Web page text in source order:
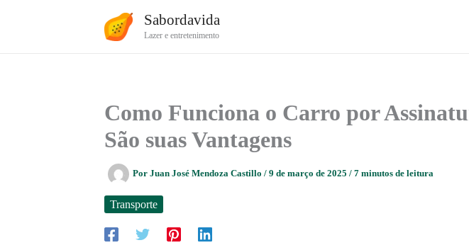
Sabordavida
Lazer e entretenimento
Como Funciona o Carro por
São suas Vantagens
Por Juan José Mendoza Castillo / 9 de março de 2025 / 7 minutos de leitura
Transporte